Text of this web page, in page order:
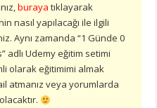
buraya tıklayarak
nasıl yapılacağı ile ilgili
Aynı zamanda “1 Günde 0
adlı Udemy eğitim setimi
olarak eğitimimi almak
atmanız veya yorumlarda